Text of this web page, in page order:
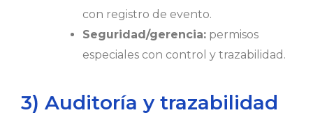
con registro de evento.
Seguridad/gerencia: permisos
especiales con control y trazabilidad.
3) Auditoría y trazabilidad